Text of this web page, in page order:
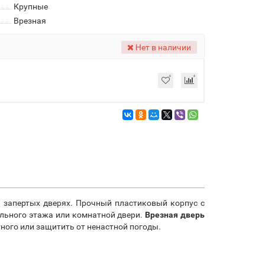
Крупные
Врезная
Нет в наличии
дверях. Прочный пластиковый корпус с
этажа или комнатной двери. Врезная дверь
или защитить от ненастной погоды.